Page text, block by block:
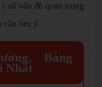
số vấn đề quan trọng
cần lưu ý.
Bảng
Nhất